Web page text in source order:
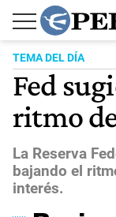
TEMA DEL DÍA
Fed
ritmo
La Reserva
bajando el
interés.